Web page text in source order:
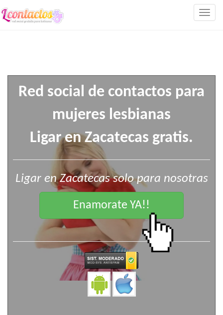
Red social de contactos para
mujeres lesbianas
Ligar en Zacatecas gratis.
Ligar en Zacatecas solo para nosotras
Enamorate YA!!